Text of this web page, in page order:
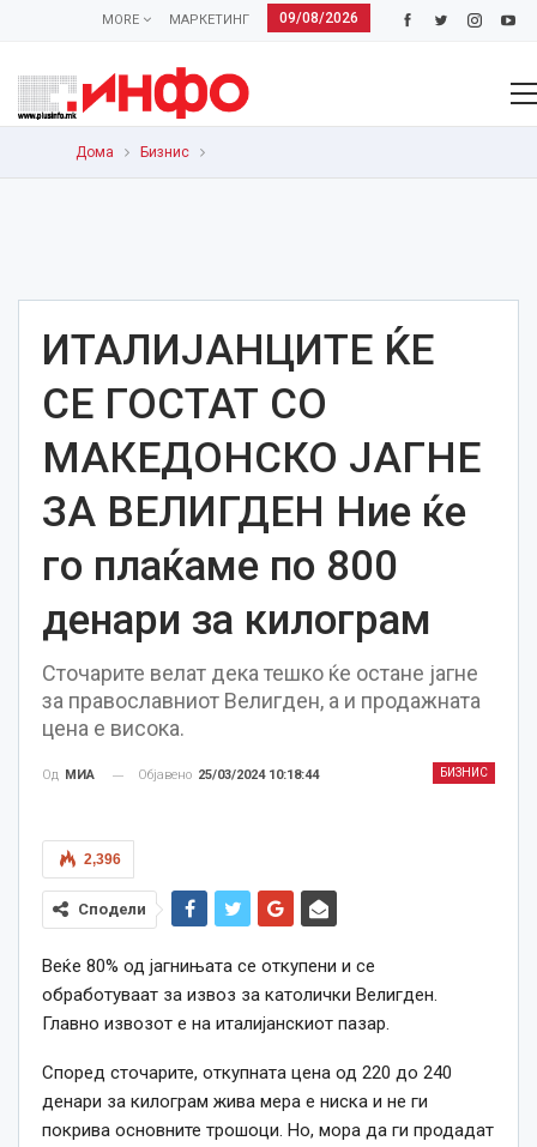
09/08/2026
МАРКЕТИНГ
MORE
Дома Бизнис
ИТАЛИЈАНЦИТЕ ЌЕ
СЕ ГОСТАТ СО
МАКЕДОНСКО ЈАГНЕ
ЗА ВЕЛИГДЕН Ние ќе
го плаќаме по 800
денари за килограм
Сточарите велат дека тешко ќе остане јагне
за православниот Велигден, а и продажната
цена е висока.
БИЗНИС
Од МИА Објавено 25/03/2024 10:18:44
2,396
Сподели
Веќе 80% од јагнињата се откупени и се
обработуваат за извоз за католички Велигден.
Главно извозот е на италијанскиот пазар.
Според сточарите, откупната цена од 220 до 240
денари за килограм жива мера е ниска и не ги
покрива основните трошоци. Но, мора да ги продадат